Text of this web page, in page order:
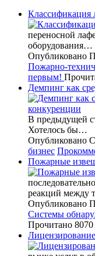
Классификация
переносной
оборудования…
Опубликовано
Пожарно-
первым!
Демпинг как
В предыдущей
Хотелось бы…
Опубликовано
бизнес
Пожарные
реакций между
Опубликовано
Системы
Прочитано 8070
Лицензирование